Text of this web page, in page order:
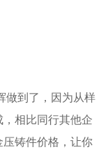
做到了，因为从样
相比同行其他企
铸件价格，让你